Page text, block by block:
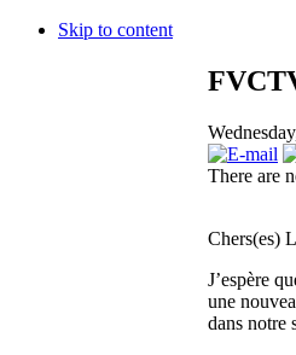
Skip to content
There are
Chers(es)
J’espère
une
dans notre